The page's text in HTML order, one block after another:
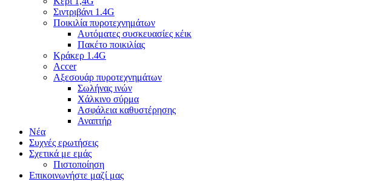
Σιντριβάνι 1.4G
Ποικιλία πυροτεχνημάτων
Αυτόματες συσκευασίες κέικ
Πακέτο ποικιλίας
Κράκερ 1.4G
Accer
Αξεσουάρ πυροτεχνημάτων
Σωλήνας ινών
Χάλκινο σύρμα
Ασφάλεια καθυστέρησης
Αναπτήρ
Νέα
Συχνές ερωτήσεις
Σχετικά με εμάς
Πιστοποίηση
Επικοινωνήστε μαζί μας